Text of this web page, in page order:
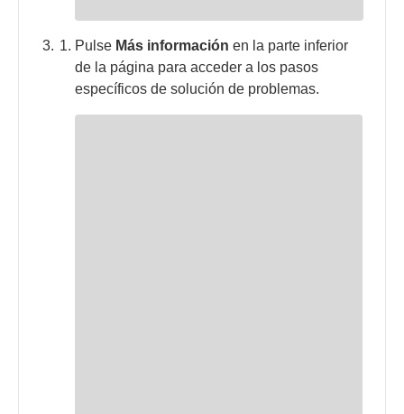
Pulse Más información en la parte inferior
de la página para acceder a los pasos
específicos de solución de problemas.